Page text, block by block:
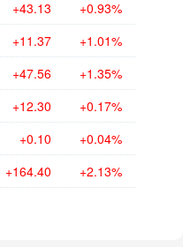
+43.13 +0.93%
+11.37 +1.01%
+47.56 +1.35%
+12.30 +0.17%
+0.10 +0.04%
+164.40 +2.13%